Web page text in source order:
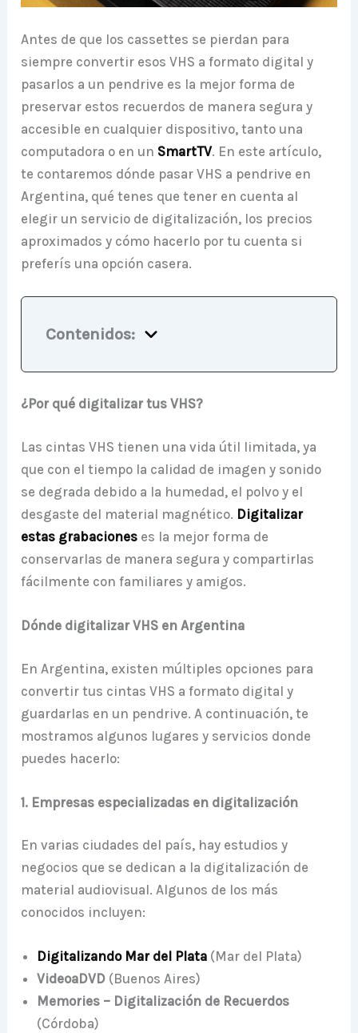
Antes de que los cassettes se pierdan para
siempre convertir esos VHS a formato digital y
pasarlos a un pendrive es la mejor forma de
preservar estos recuerdos de manera segura y
accesible en cualquier dispositivo, tanto una
computadora o en un SmartTV. En este artículo,
te contaremos dónde pasar VHS a pendrive en
Argentina, qué tenes que tener en cuenta al
elegir un servicio de digitalización, los precios
aproximados y cómo hacerlo por tu cuenta si
preferís una opción casera.
Contenidos:
¿Por qué digitalizar tus VHS?
Las cintas VHS tienen una vida útil limitada, ya
que con el tiempo la calidad de imagen y sonido
se degrada debido a la humedad, el polvo y el
desgaste del material magnético. Digitalizar
estas grabaciones es la mejor forma de
conservarlas de manera segura y compartirlas
fácilmente con familiares y amigos.
Dónde digitalizar VHS en Argentina
En Argentina, existen múltiples opciones para
convertir tus cintas VHS a formato digital y
guardarlas en un pendrive. A continuación, te
mostramos algunos lugares y servicios donde
puedes hacerlo:
1. Empresas especializadas en digitalización
En varias ciudades del país, hay estudios y
negocios que se dedican a la digitalización de
material audiovisual. Algunos de los más
conocidos incluyen:
Digitalizando Mar del Plata (Mar del Plata)
VideoaDVD (Buenos Aires)
Memories – Digitalización de Recuerdos
(Córdoba)